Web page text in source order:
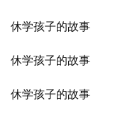
休学孩子的故事
休学孩子的故事
休学孩子的故事